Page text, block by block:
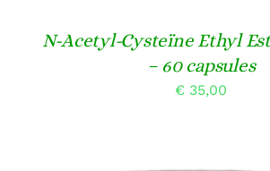
N-Acetyl-Cysteïne Ethyl
– 60 capsules
€ 35,00